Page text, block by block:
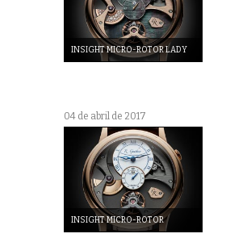
INSIGHT MICRO-ROTOR LADY
04 de abril de 2017
INSIGHT MICRO-ROTOR